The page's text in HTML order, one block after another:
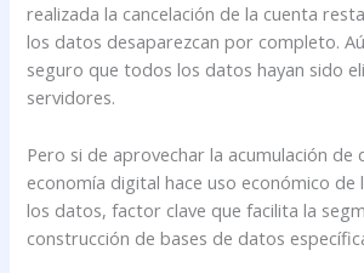
realizada la cancelación de la cuenta
los datos desaparezcan por completo.
seguro que todos los datos hayan sido
servidores.
Pero si de aprovechar la acumulación
economía digital hace uso económico de
los datos, factor clave que facilita la
construcción de bases de datos